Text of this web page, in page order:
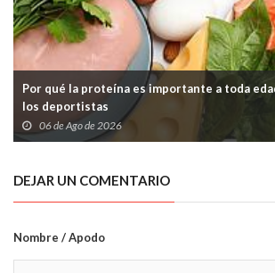
Por qué la proteína es importante a toda
los deportistas
06 de Ago de 2026
DEJAR UN COMENTARIO
Nombre / Apodo